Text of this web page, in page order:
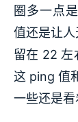
圈多一点
值还是让
留在 22 左
这 ping 值
一些还是看